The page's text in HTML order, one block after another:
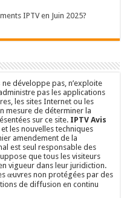
IPTV en Juin 2025?
ne développe pas, n’exploite
pas les applications
les sites Internet ou les
mesure de déterminer la
sur ce site. IPTV Avis
les nouvelles techniques
amendement de la
est seul responsable des
que tous les visiteurs
vigueur dans leur juridiction.
œuvres non protégées par des
de diffusion en continu